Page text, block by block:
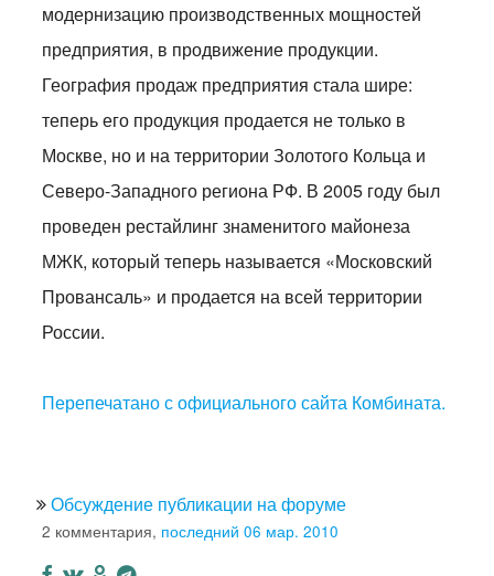
модернизацию производственных мощностей
предприятия, в продвижение продукции.
География продаж предприятия стала шире:
теперь его продукция продается не только в
Москве, но и на территории Золотого Кольца и
Северо-Западного региона РФ. В 2005 году был
проведен рестайлинг знаменитого майонеза
МЖК, который теперь называется «Московский
Провансаль» и продается на всей территории
России.
Перепечатано с официального сайта Комбината.
Обсуждение публикации на форуме
2 комментария, последний 06 мар. 2010